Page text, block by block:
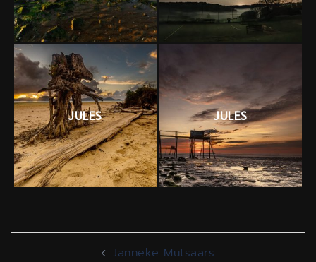
JULES JULES
Bericht Janneke Mutsaars